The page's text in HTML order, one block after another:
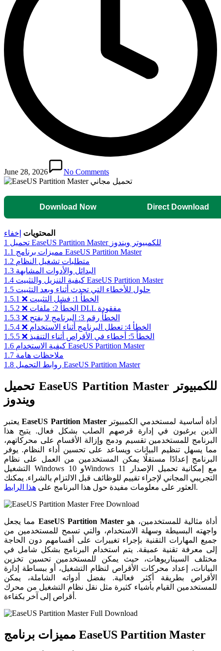
June 28, 2026 No Comments
Download Now Direct Download
المحتويات إخفاء
1
تحميل EaseUS Partition Master للكمبيوتر ويندوز
1.1
مميزات برنامج EaseUS Partition Master
1.2 متطلبات تشغيل النظام
1.3 البدائل والأدوات المشابهة
1.4
كيفية التنزيل والتثبيت EaseUS Partition Master
1.5 حلول للأخطاء التي تحدث أثناء وبعد التثبيت
1.5.1
❌ الخطأ 1: فشل التثبيت
1.5.2
❌ الخطأ 2: ملفات DLL مفقودة
1.5.3
❌ الخطأ رقم 3: البرنامج لا يفتح
1.5.4
❌ الخطأ 4: تعطل البرنامج أثناء الاستخدام
1.5.5
❌ الخطأ 5: أخطاء في الأقراص أثناء التنفيذ
1.6
كيفية الاستخدام EaseUS Partition Master
1.7 ملاحظات هامة
1.8
روابط التحميل EaseUS Partition Master
تحميل EaseUS Partition Master للكمبيوتر
ويندوز
يعتبرEaseUS Partition Masterأداة أساسية لمستخدمي الكمبيوتر
الذين يرغبون في إدارة قرصهم الصلب بشكل فعال. يتيح هذا
البرنامج للمستخدمين تقسيم ودمج وإزالة الأقسام على محركاتهم،
مما يسهل تنظيم البيانات ويساعد على تحسين أداء النظام. يوفر
البرنامج إعدادًا مستقلًا يمكن المستخدمين من العمل على نظام
التشغيل Windows 10 وWindows 11 مع إمكانية تحميل الإصدار
التجريبي المجاني لإجراء تقييم للوظائف قبل الالتزام بالشراء. يمكنك
العثور على معلومات مفيدة حول هذا البرنامج على هذا الرابط .
EaseUS Partition Master
واجهته البسيطة وسهلة الاستخدام، والتي تسمح للمستخدمين من
جميع المهارات التقنية بإجراء تغييرات على أقسامهم دون الحاجة
إلى معرفة تقنية عميقة. يتم استخدام البرنامج بشكل شامل في
مختلف السيناريوهات، حيث يمكن للمستخدمين تحسين تخزين
البيانات، إعداد محركات الأقراص لنظام التشغيل، أو ببساطة إدارة
الأقراص بطريقة أكثر فعالية. بفضل أدواته الشاملة، يمكن
للمستخدمين القيام بأشياء كثيرة مثل نقل نظام التشغيل من محرك
أقراص إلى آخر بكفاءة.
مميزات برنامج EaseUS Partition Master